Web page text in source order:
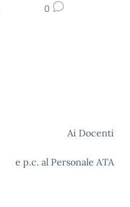
0
Ai Docenti
e p.c. al Personale ATA